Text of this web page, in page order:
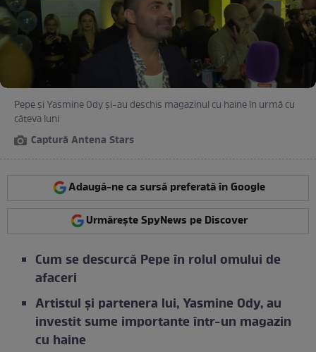
Pepe și Yasmine Ody și-au deschis magazinul cu haine în urmă cu
câteva luni
Captură Antena Stars
Adaugă-ne ca sursă preferată în Google
Urmărește SpyNews pe Discover
Cum se descurcă Pepe în rolul omului de
afaceri
Artistul și partenera lui, Yasmine Ody, au
investit sume importante într-un magazin
cu haine